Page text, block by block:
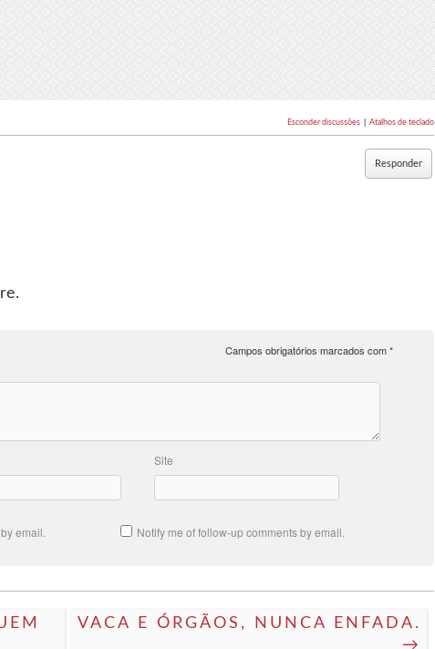
Esconder discussões Atalhos de teclado
Responder
Campos obrigatórios marcados com*
Site
Notify me of follow-up comments by email.
email.
VACA E ÓRGÃOS, NUNCA ENFADA.
→